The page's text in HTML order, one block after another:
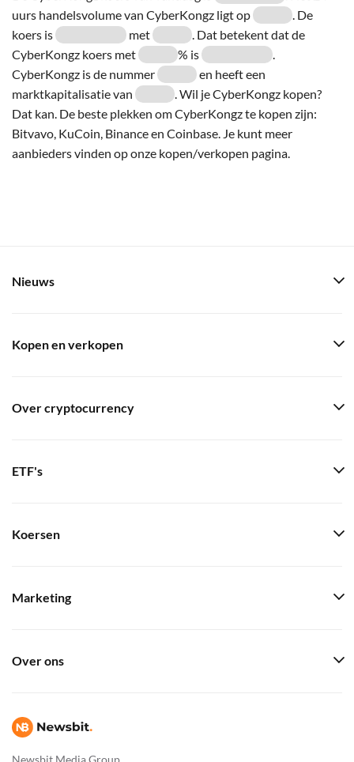
uurs handelsvolume van CyberKongz ligt op
. De
koers is
met
. Dat betekent dat de
CyberKongz koers met
% is
.
CyberKongz is de nummer
en heeft een
marktkapitalisatie van
. Wil je CyberKongz kopen?
Dat kan. De beste plekken om CyberKongz te kopen zijn:
Bitvavo, KuCoin, Binance en Coinbase. Je kunt meer
aanbieders vinden op onze kopen/verkopen pagina.
Newsbit Media Group
Nieuws
Kopen en verkopen
Over cryptocurrency
ETF's
Koersen
Marketing
Over ons